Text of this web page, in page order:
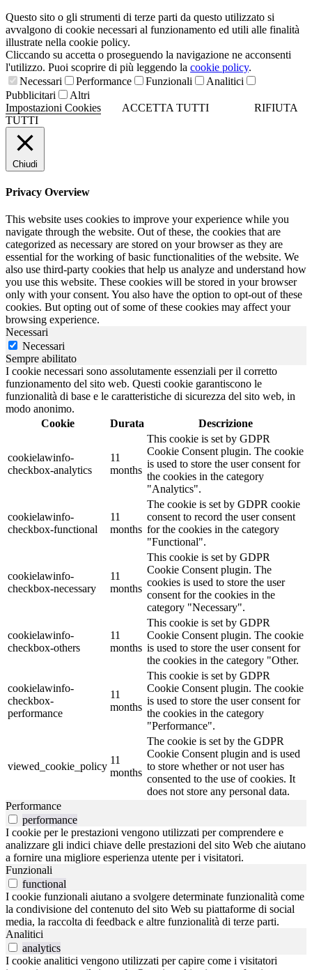
Questo sito o gli strumenti di terze parti da questo utilizzato si
avvalgono di cookie necessari al funzionamento ed utili alle finalità
illustrate nella cookie policy.
Cliccando su accetta o proseguendo la navigazione ne acconsenti
l'utilizzo. Puoi scoprire di più leggendo la cookie policy.
Necessari
Performance Funzionali
Analitici
Pubblicitari
Altri
Impostazioni Cookies
ACCETTA TUTTI
RIFIUTA
TUTTI
Chiudi
Privacy Overview
This website uses cookies to improve your experience while you
navigate through the website. Out of these, the cookies that are
categorized as necessary are stored on your browser as they are
essential for the working of basic functionalities of the website. We
also use third-party cookies that help us analyze and understand how
you use this website. These cookies will be stored in your browser
only with your consent. You also have the option to opt-out of these
cookies. But opting out of some of these cookies may affect your
browsing experience.
Necessari
Necessari
Sempre abilitato
I cookie necessari sono assolutamente essenziali per il corretto
funzionamento del sito web. Questi cookie garantiscono le
funzionalità di base e le caratteristiche di sicurezza del sito web, in
modo anonimo.
Cookie
Durata Descrizione
cookielawinfo-
checkbox-analytics
11
months
This cookie is set by GDPR
Cookie Consent plugin. The cookie
is used to store the user consent for
the cookies in the category
"Analytics".
cookielawinfo-
checkbox-functional
11
months
The cookie is set by GDPR cookie
consent to record the user consent
for the cookies in the category
"Functional".
cookielawinfo-
checkbox-necessary
11
months
This cookie is set by GDPR
Cookie Consent plugin. The
cookies is used to store the user
consent for the cookies in the
category "Necessary".
cookielawinfo-
checkbox-others
11
months
This cookie is set by GDPR
Cookie Consent plugin. The cookie
is used to store the user consent for
the cookies in the category "Other.
cookielawinfo-
checkbox-
performance
11
months
This cookie is set by GDPR
Cookie Consent plugin. The cookie
is used to store the user consent for
the cookies in the category
"Performance".
viewed_cookie_policy
11
months
The cookie is set by the GDPR
Cookie Consent plugin and is used
to store whether or not user has
consented to the use of cookies. It
does not store any personal data.
Performance
performance
I cookie per le prestazioni vengono utilizzati per comprendere e
analizzare gli indici chiave delle prestazioni del sito Web che aiutano
a fornire una migliore esperienza utente per i visitatori.
Funzionali
functional
I cookie funzionali aiutano a svolgere determinate funzionalità come
la condivisione del contenuto del sito Web su piattaforme di social
media, la raccolta di feedback e altre funzionalità di terze parti.
Analitici
analytics
I cookie analitici vengono utilizzati per capire come i visitatori